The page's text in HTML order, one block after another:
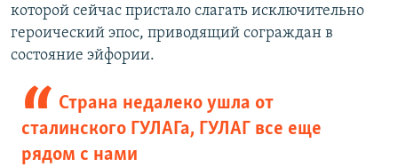
которой сейчас пристало слагать исключительно
героический эпос, приводящий сограждан в
состояние эйфории.
Страна недалеко ушла от
сталинского ГУЛАГа, ГУЛАГ все еще
рядом с нами